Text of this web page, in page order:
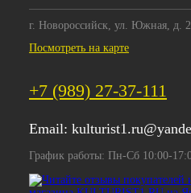
г. Новороссийск, ул. Южная, д.
Посмотреть на карте
+7 (989) 27-37-111
Email:
График работы: Пн-Сб 10:00-